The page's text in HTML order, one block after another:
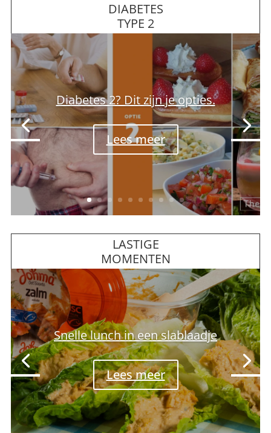
DIABETES
TYPE 2
Diabetes 2? Je kunt niet zomaar
starten met koolhydraatarm.
Lees meer
LASTIGE
MOMENTEN
Zin in Italiaans, Grieks of
Mexicaans?
Lees meer